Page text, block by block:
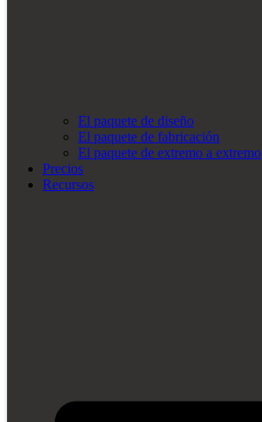
El paquete de diseño
El paquete de fabricación
El paquete de extremo a extremo
Precios
Recursos